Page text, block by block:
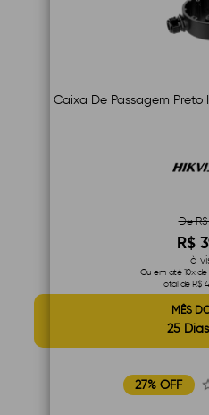
Caixa De Passagem Preto
De
R$
à
Ou em até 10x de
Total de R$
MÊS
25
27% OFF